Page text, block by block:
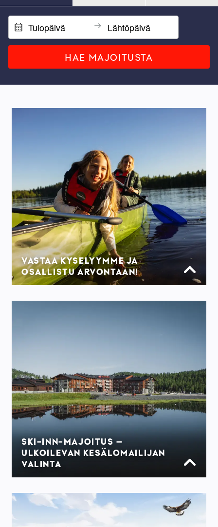
HAE MAJOITUSTA
VASTAA KYSELYYMME JA
OSALLISTU ARVONTAAN!
SKI-INN-MAJOITUS –
ULKOILEVAN KESÄLOMAILIJAN
VALINTA